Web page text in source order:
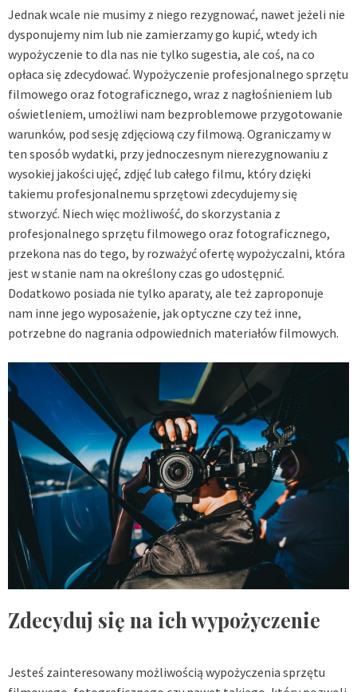
Jednak wcale nie musimy z niego rezygnować, nawet jeżeli nie
dysponujemy nim lub nie zamierzamy go kupić, wtedy ich
wypożyczenie to dla nas nie tylko sugestia, ale coś, na co
opłaca się zdecydować. Wypożyczenie profesjonalnego sprzętu
filmowego oraz fotograficznego, wraz z nagłośnieniem lub
oświetleniem, umożliwi nam bezproblemowe przygotowanie
warunków, pod sesję zdjęciową czy filmową. Ograniczamy w
ten sposób wydatki, przy jednoczesnym nierezygnowaniu z
wysokiej jakości ujęć, zdjęć lub całego filmu, który dzięki
takiemu profesjonalnemu sprzętowi zdecydujemy się
stworzyć. Niech więc możliwość, do skorzystania z
profesjonalnego sprzętu filmowego oraz fotograficznego,
przekona nas do tego, by rozważyć ofertę wypożyczalni, która
jest w stanie nam na określony czas go udostępnić.
Dodatkowo posiada nie tylko aparaty, ale też zaproponuje
nam inne jego wyposażenie, jak optyczne czy też inne,
potrzebne do nagrania odpowiednich materiałów filmowych.
Zdecyduj się na ich wypożyczenie
Jesteś zainteresowany możliwością wypożyczenia sprzętu